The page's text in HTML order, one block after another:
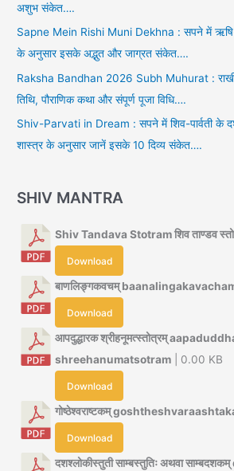
अशुभ संकेत….
Sapne Mein Rishi Muni Dekhna : सपने में ऋषि-
के अनुसार इसके अद्भुत और जाग्रत संकेत….
Raksha Bandhan 2026 Subh Muhurat : राखी
तिथि, पौराणिक कथा और संपूर्ण पूजा विधि….
Shiv-Parvati in Dream : सपने में शिव-पार्वती के
शास्त्र के अनुसार जानें इसके 10 दिव्य संकेत….
SHIV MANTRA
Shiv Tandava Stotram शिव ताण्डव
Download
बाणलिङ्गकवचम्
Download
आपदुद्धारक श्रीहनूमत्स्तोत्रम्
shreehanumatsotram | 0.00 KB
Download
गोष्ठेश्वराष्टकम्
Download
दशश्लोकीस्तुती साम्बस्तुतिः अथवा